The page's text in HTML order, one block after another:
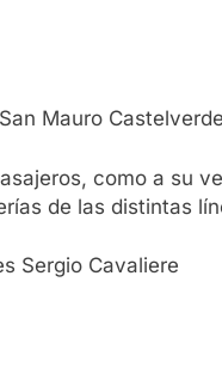
Mauro
como a su
de las distintas
Sergio Cavaliere